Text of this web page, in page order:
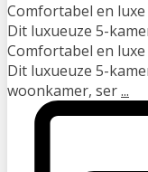
Comfortabel en
Dit luxueuze 5-
Comfortabel en
Dit luxueuze 5-
woonkamer, ser...